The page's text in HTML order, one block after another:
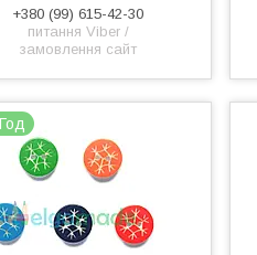
+380 (99) 615-42-30
питання Viber /
замовлення сайт